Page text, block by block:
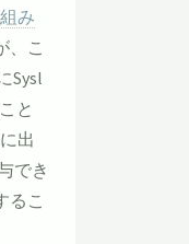
み
、こ
Sysl
と
出
でき
るこ